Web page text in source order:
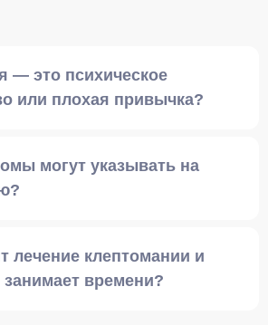
— это психическое
или плохая привычка?
могут указывать на
лечение клептомании и
занимает времени?